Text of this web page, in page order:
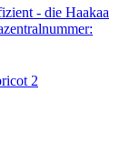
- die Haakaa